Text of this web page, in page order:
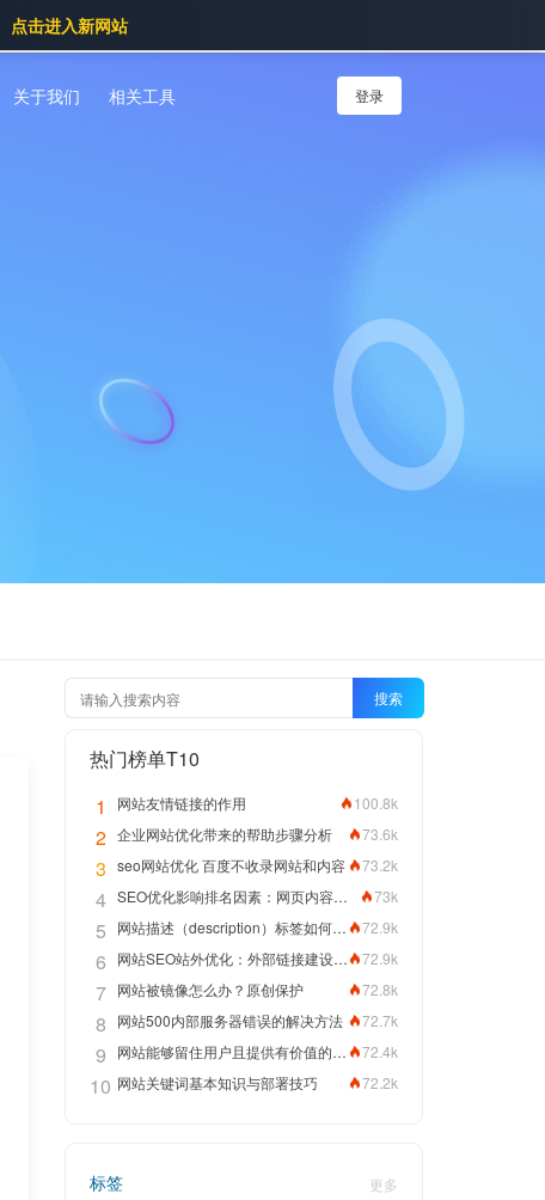
点击进入新网站
关于我们 相关工具 登录
搜索
热门榜单T10
1
100.8k
网站友情链接的作用
2 73.6k
企业网站优化带来的帮助步骤分析
3 73.2k
seo网站优化 百度不收录网站和内容
4 73k
SEO优化影响排名因素：网页内容拼写正确性
5 72.9k
网站描述（description）标签如何编写优化网站排名
6 72.9k
网站SEO站外优化：外部链接建设方法
7 72.8k
网站被镜像怎么办？原创保护
8 72.7k
网站500内部服务器错误的解决方法
9 72.4k
网站能够留住用户且提供有价值的内容，关键词排名靠前指日可待
10 72.2k
网站关键词基本知识与部署技巧
标签 更多